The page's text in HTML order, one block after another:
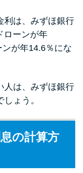
利は、みずほ銀行
ローンが年
が年14.6％にな
人は、みずほ銀行
ょう。
の計算方